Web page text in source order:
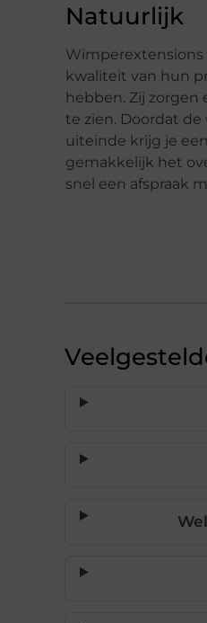
Natuurlijk
Wimperextensions
kwaliteit van hun
hebben. Zij
te zien. Doordat
uiteinde krijg je
gemakkelijk het
snel een afspraak